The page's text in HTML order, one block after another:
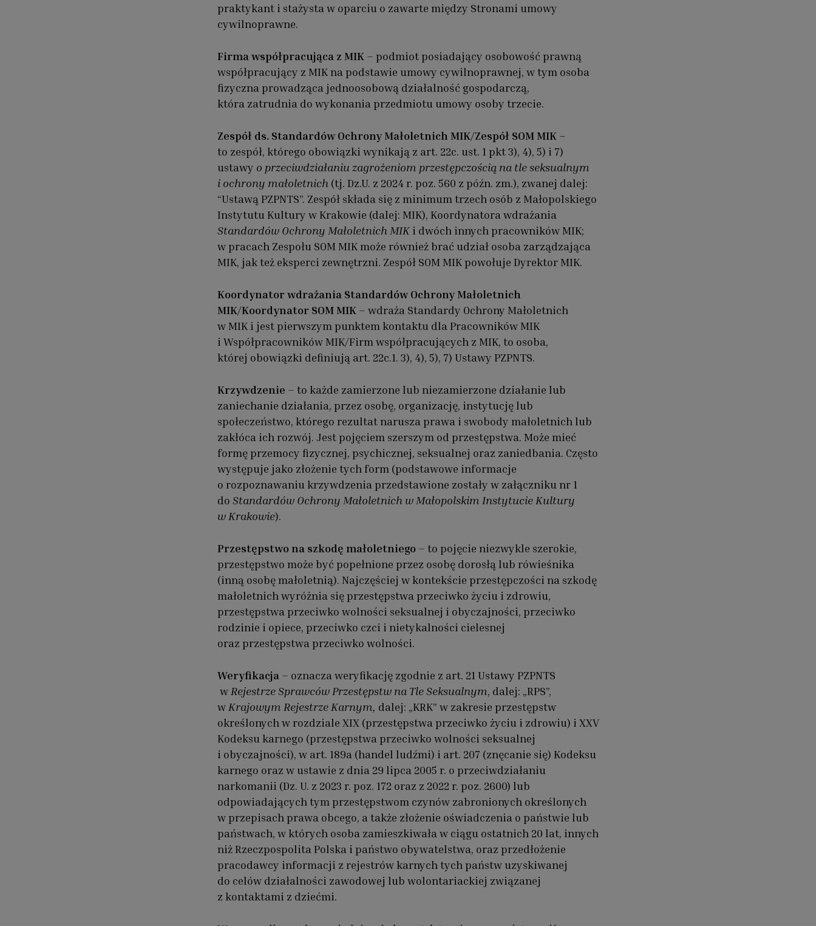
praktykant i stażysta w oparciu o zawarte między Stronami umowy
cywilnoprawne.
Firma współpracująca z MIK– podmiot posiadający osobowość prawną
współpracujący z MIK na podstawie umowy cywilnoprawnej, w tym osoba
fizyczna prowadząca jednoosobową działalność gospodarczą,
która zatrudnia do wykonania przedmiotu umowy osoby trzecie.
Zespół ds. Standardów Ochrony Małoletnich MIK/Zespół SOM MIK–
to zespół, którego obowiązki wynikają z art. 22c. ust. 1 pkt 3), 4), 5) i 7)
ustawy o przeciwdziałaniu zagrożeniom przestępczością na tle seksualnym
i ochrony małoletnich (tj. Dz.U. z 2024 r. poz. 560 z późn. zm.), zwanej dalej:
“Ustawą PZPNTS”. Zespół składa się z minimum trzech osób z Małopolskiego
Instytutu Kultury w Krakowie (dalej: MIK), Koordynatora wdrażania
Standardów Ochrony Małoletnich MIKi dwóch innych pracowników MIK;
w pracach Zespołu SOM MIK może również brać udział osoba zarządzająca
MIK, jak też eksperci zewnętrzni. Zespół SOM MIK powołuje Dyrektor MIK.
Koordynator wdrażania Standardów Ochrony Małoletnich
MIK/Koordynator SOM MIK – wdraża Standardy Ochrony Małoletnich
w MIK i jest pierwszym punktem kontaktu dla Pracowników MIK
i Współpracowników MIK/Firm współpracujących z MIK, to osoba,
której obowiązki definiują art. 22c.1. 3), 4), 5), 7) Ustawy PZPNTS.
Krzywdzenie – to każde zamierzone lub niezamierzone działanie lub
zaniechanie działania, przez osobę, organizację, instytucję lub
społeczeństwo, którego rezultat narusza prawa i swobody małoletnich lub
zakłóca ich rozwój. Jest pojęciem szerszym od przestępstwa. Może mieć
formę przemocy fizycznej, psychicznej, seksualnej oraz zaniedbania. Często
występuje jako złożenie tych form (podstawowe informacje
o rozpoznawaniu krzywdzenia przedstawione zostały w załączniku nr 1
do Standardów Ochrony Małoletnich w Małopolskim Instytucie Kultury
w Krakowie).
Przestępstwo na szkodę małoletniego– to pojęcie niezwykle szerokie,
przestępstwo może być popełnione przez osobę dorosłą lub rówieśnika
(inną osobę małoletnią). Najczęściej w kontekście przestępczości na szkodę
małoletnich wyróżnia się przestępstwa przeciwko życiu i zdrowiu,
przestępstwa przeciwko wolności seksualnej i obyczajności, przeciwko
rodzinie i opiece, przeciwko czci i nietykalności cielesnej
oraz przestępstwa przeciwko wolności.
Weryfikacja – oznacza weryfikację zgodnie z art. 21 Ustawy PZPNTS
w Rejestrze Sprawców Przestępstw na Tle Seksualnym, dalej: „RPS”,
w Krajowym Rejestrze Karnym, dalej: „KRK” w zakresie przestępstw
określonych w rozdziale XIX (przestępstwa przeciwko życiu i zdrowiu) i XXV
Kodeksu karnego (przestępstwa przeciwko wolności seksualnej
i obyczajności), w art. 189a (handel ludźmi) i art. 207 (znęcanie się) Kodeksu
karnego oraz w ustawie z dnia 29 lipca 2005 r. o przeciwdziałaniu
narkomanii (Dz. U. z 2023 r. poz. 172 oraz z 2022 r. poz. 2600) lub
odpowiadających tym przestępstwom czynów zabronionych określonych
w przepisach prawa obcego, a także złożenie oświadczenia o państwie lub
państwach, w których osoba zamieszkiwała w ciągu ostatnich 20 lat, innych
niż Rzeczpospolita Polska i państwo obywatelstwa, oraz przedłożenie
pracodawcy informacji z rejestrów karnych tych państw uzyskiwanej
do celów działalności zawodowej lub wolontariackiej związanej
z kontaktami z dziećmi.